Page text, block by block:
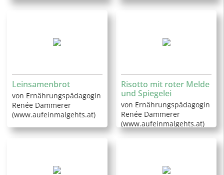
Leinsamenbrot
von Ernährungspädagogin
Renée Dammerer
(www.aufeinmalgehts.at)
Risotto mit roter Melde
und Spiegelei
von Ernährungspädagogin
Renée Dammerer
(www.aufeinmalgehts.at)